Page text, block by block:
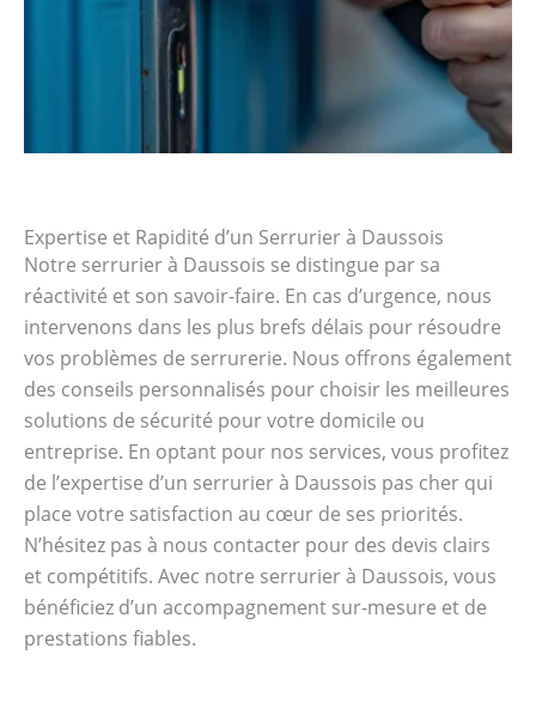
Expertise et Rapidité d’un Serrurier à Daussois
Notre serrurier à Daussois se distingue par sa
réactivité et son savoir-faire. En cas d’urgence, nous
intervenons dans les plus brefs délais pour résoudre
vos problèmes de serrurerie. Nous offrons également
des conseils personnalisés pour choisir les meilleures
solutions de sécurité pour votre domicile ou
entreprise. En optant pour nos services, vous profitez
de l’expertise d’un serrurier à Daussois pas cher qui
place votre satisfaction au cœur de ses priorités.
N’hésitez pas à nous contacter pour des devis clairs
et compétitifs. Avec notre serrurier à Daussois, vous
bénéficiez d’un accompagnement sur-mesure et de
prestations fiables.